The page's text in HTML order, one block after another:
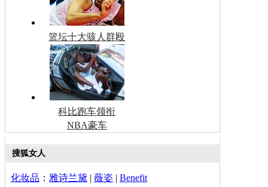
篮坛十大骇人群殴
科比跑车领衔
NBA豪车
搜狐女人
化妆品 ： 雅诗兰黛 | 薇姿 | Benefit